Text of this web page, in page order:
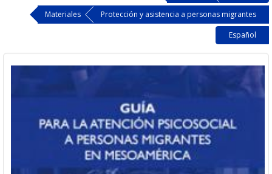
Protección y asistencia a personas
Materiales